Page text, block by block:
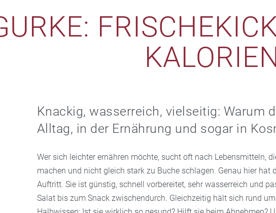
Knackig, wasserreich, vielseitig: Warum
Alltag, in der Ernährung und sogar in
Wer sich leichter ernähren möchte, sucht oft nach Lebensmitteln,
machen und nicht gleich stark zu Buche schlagen. Genau hier hat
Auftritt. Sie ist günstig, schnell vorbereitet, sehr wasserreich und
Salat bis zum Snack zwischendurch. Gleichzeitig hält sich rund